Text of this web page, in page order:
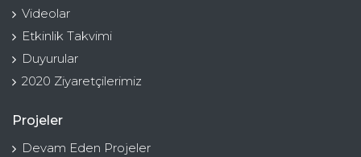
Videolar
Etkinlik Takvimi
Duyurular
2020 Ziyaretçilerimiz
Projeler
Devam Eden Projeler